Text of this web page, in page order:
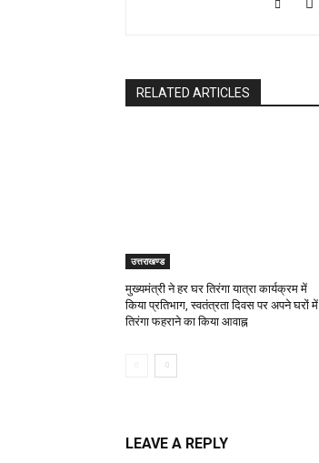
RELATED ARTICLES
उत्तराखण्ड
मुख्यमंत्री ने हर घर तिरंगा यात्रा कार्यक्रम में
किया प्रतिभाग, स्वतंत्रता दिवस पर अपने घरों में
तिरंगा फहराने का किया आवाह्न
LEAVE A REPLY